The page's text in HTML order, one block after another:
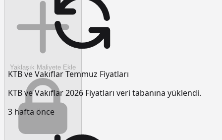
KTB ve Vakıflar Temmuz Fiyatları
KTB ve Vakıflar 2026 Fiyatları veri tabanına yüklendi.
3 hafta önce
Yaklaşık Maliyete Ekle